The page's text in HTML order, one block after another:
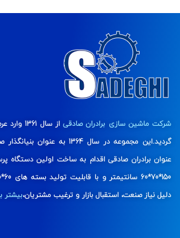
شرکت ماشین سازی برادران صادقی
از سال
گردید.این مجموعه در سال 1364 به
عنوان برادران صادقی اقدام به ساخت اولین دستگاه
دلیل نیاز صنعت، استقبال بازار و ترغیب مشتریان،بیشتر